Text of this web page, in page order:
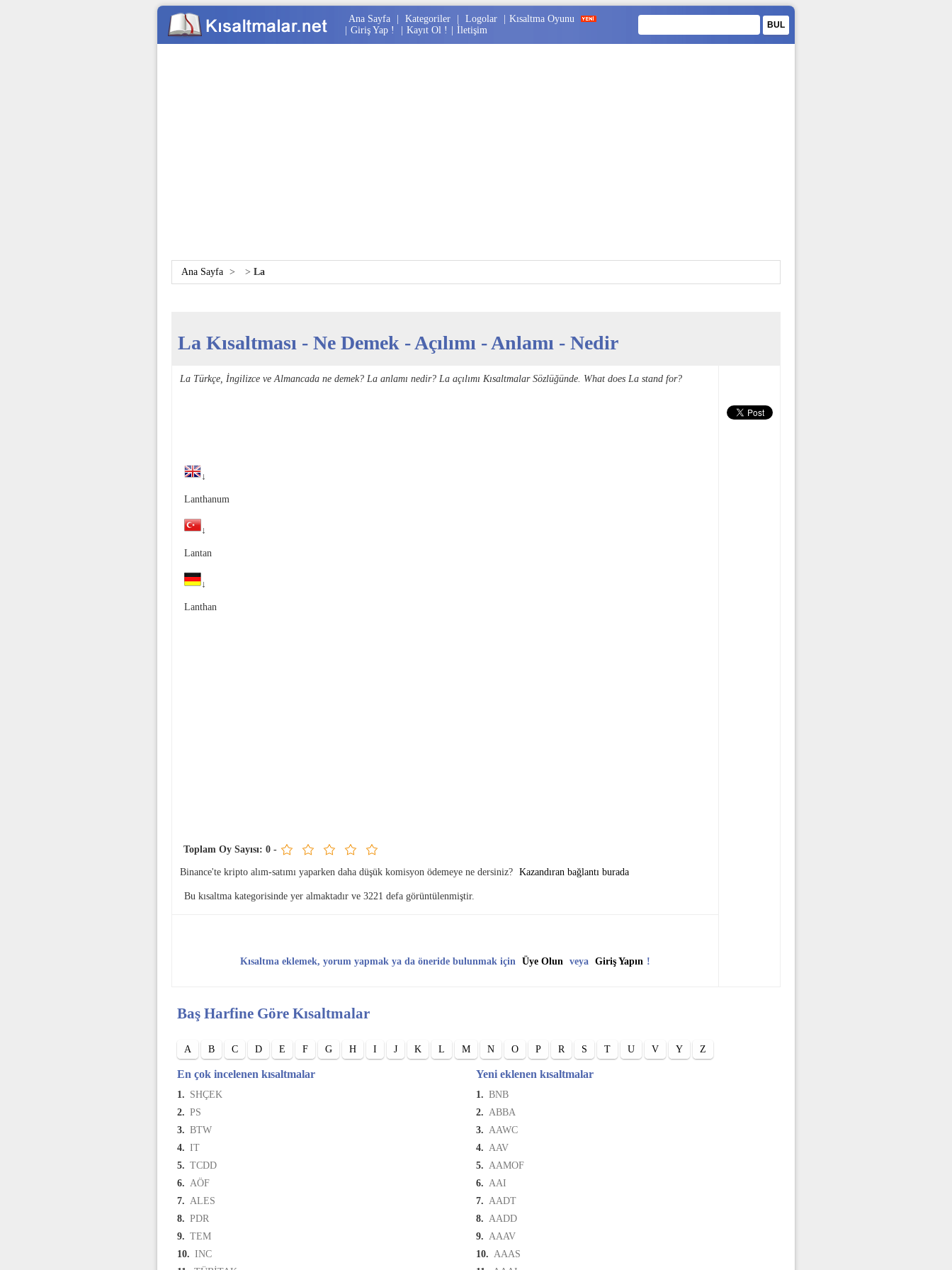
Ana Sayfa Kategoriler Logolar
Kısaltma Oyunu
Giriş Yap ! Kayıt Ol ! İletişim
Ana Sayfa > > La
La Kısaltması - Ne Demek - Açılımı - Anlamı - Nedir
La Türkçe, İngilizce ve Almancada ne demek? La anlamı nedir? La açılımı Kısaltmalar Sözlüğünde. What does La stand for?
↓
Lanthanum
↓
Lantan
↓
Lanthan
Toplam Oy Sayısı: 0 -
Binance'te kripto alım-satımı yaparken daha düşük komisyon ödemeye ne dersiniz? Kazandıran bağlantı burada
Bu kısaltma kategorisinde yer almaktadır ve 3221 defa görüntülenmiştir.
Kısaltma eklemek, yorum yapmak ya da öneride bulunmak için Üye Olun veya Giriş Yapın !
Baş Harfine Göre Kısaltmalar
A B C D E F G H I J K L M N O P R S T U V Y Z
En çok incelenen kısaltmalar
1. SHÇEK
2. PS
3. BTW
4. IT
5. TCDD
6. AÖF
7. ALES
8. PDR
9. TEM
10. INC
Yeni eklenen kısaltmalar
1. BNB
2. ABBA
3. AAWC
4. AAV
5. AAMOF
6. AAI
7. AADT
8. AADD
9. AAAV
10. AAAS